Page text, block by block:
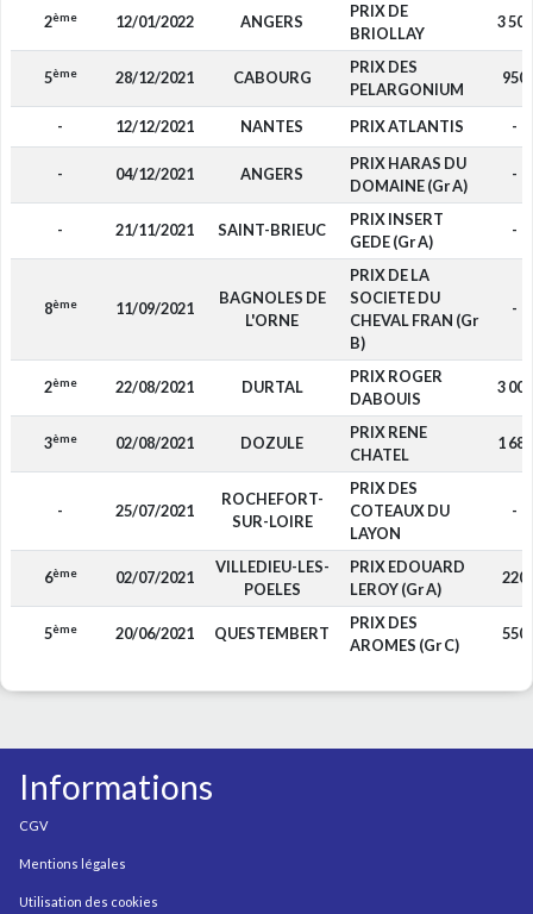
2ème 12/01/2022 ANGERS
PRIX DE
BRIOLLAY
3 500
5ème 28/12/2021 CABOURG
PRIX DES
PELARGONIUM
950
- 12/12/2021 NANTES PRIX ATLANTIS -
- 04/12/2021 ANGERS
PRIX HARAS DU
DOMAINE (Gr A)
-
- 21/11/2021 SAINT-BRIEUC
PRIX INSERT
GEDE (Gr A)
-
8ème 11/09/2021
BAGNOLES DE
L'ORNE
PRIX DE LA
SOCIETE DU
CHEVAL FRAN (Gr
B)
-
2ème 22/08/2021 DURTAL
PRIX ROGER
DABOUIS
3 000
3ème 02/08/2021 DOZULE
PRIX RENE
CHATEL
1 680
- 25/07/2021
ROCHEFORT-
SUR-LOIRE
PRIX DES
COTEAUX DU
LAYON
-
6ème 02/07/2021
VILLEDIEU-LES-
POELES
PRIX EDOUARD
LEROY (Gr A)
220
5ème 20/06/2021 QUESTEMBERT
PRIX DES
AROMES (Gr C)
550
Informations
CGV
Mentions légales
Utilisation des cookies